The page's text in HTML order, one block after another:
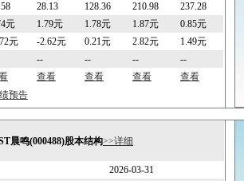
28.13 128.36 210.98
237.28
元 1.79元 1.78元 1.87元
0.85元
元 -2.62元 0.21元 2.82元
1.49元
-- -- --
--
查看 查看 查看
查看
预告
晨鸣(000488)股本结构>>详细
2026-03-31